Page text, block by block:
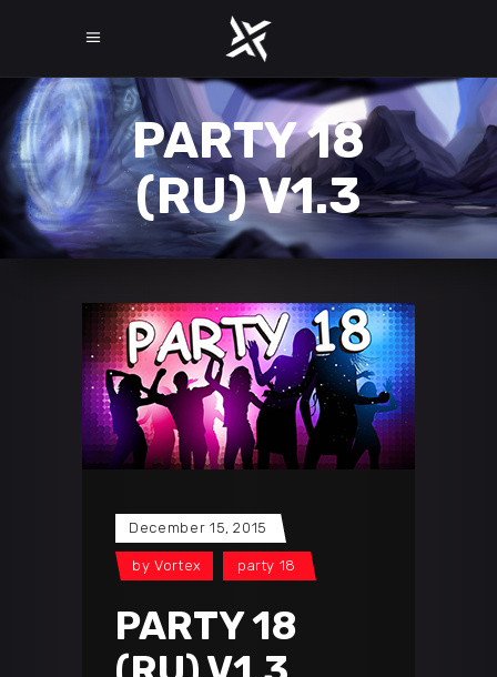
PARTY 18
(RU) V1.3
December 15, 2015
by Vortex party 18
PARTY 18